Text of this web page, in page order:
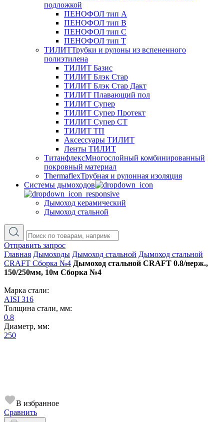
подложкой
ПЕНОФОЛ тип А
ПЕНОФОЛ тип B
ПЕНОФОЛ тип C
ПЕНОФОЛ тип T
ТИЛИТТрубки и рулоны из вспененного
полиэтилена
ТИЛИТ Базис
ТИЛИТ Блэк Стар
ТИЛИТ Блэк Стар Дакт
ТИЛИТ Плавающий пол
ТИЛИТ Супер
ТИЛИТ Супер Протект
ТИЛИТ Супер СТ
ТИЛИТ ТП
Аксессуары ТИЛИТ
Ленты ТИЛИТ
ТитанфлексМногослойный комбинированный
покровный материал
ThermaflexТрубная и рулонная изоляция
Cистемы дымоходов
Дымоход керамический
Дымоход стальной
Отправить запрос
Главная Дымоходы Дымоход стальной Дымоход стальной
CRAFT Сборка №4 Дымоход стальной CRAFT 0.8/нерж.,
150/250мм, 10м Сборка №4
Марка стали:
AISI 316
Толщина стали, мм:
0.8
Диаметр, мм:
250
В избранное
Сравнить